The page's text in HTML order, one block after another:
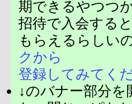
期できるやつつ
招待で入会する
もらえるらしい
クから
登録してみてく
↓のバナー部分